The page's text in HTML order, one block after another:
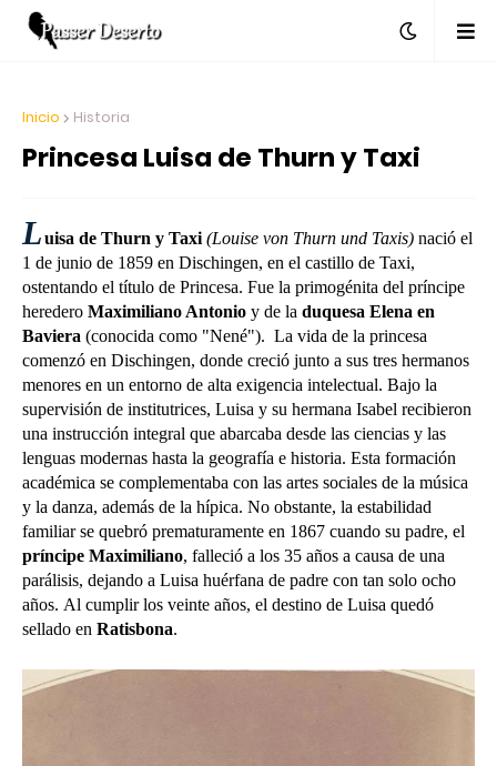
Inicio Historia
Princesa Luisa de Thurn y Taxi
Luisa de Thurn y Taxi (Louise von Thurn und Taxis) nació el
1 de junio de 1859 en Dischingen, en el castillo de Taxi,
ostentando el título de Princesa. Fue la primogénita del príncipe
heredero Maximiliano Antonio y de la duquesa Elena en
Baviera (conocida como "Nené"). La vida de la princesa
comenzó en Dischingen, donde creció junto a sus tres hermanos
menores en un entorno de alta exigencia intelectual. Bajo la
supervisión de institutrices, Luisa y su hermana Isabel recibieron
una instrucción integral que abarcaba desde las ciencias y las
lenguas modernas hasta la geografía e historia. Esta formación
académica se complementaba con las artes sociales de la música
y la danza, además de la hípica. No obstante, la estabilidad
familiar se quebró prematuramente en 1867 cuando su padre, el
príncipe Maximiliano, falleció a los 35 años a causa de una
parálisis, dejando a Luisa huérfana de padre con tan solo ocho
años. Al cumplir los veinte años, el destino de Luisa quedó
sellado en Ratisbona.